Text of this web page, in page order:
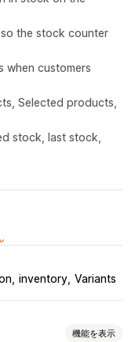
the stock counter
when customers
Selected products,
stock, last stock,
inventory Variants
機能を表示